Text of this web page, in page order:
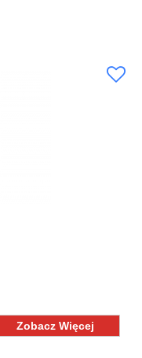
Zobacz Więcej